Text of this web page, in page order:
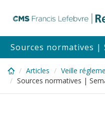
content
Sources normatives |
Articles
Veille
Sources normatives |